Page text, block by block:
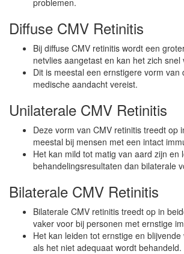
problemen.
Diffuse CMV Retinitis
Bij diffuse CMV retinitis wordt een
netvlies aangetast en kan het zich snel
Dit is meestal een ernstigere vorm van
medische aandacht vereist.
Unilaterale CMV Retinitis
Deze vorm van CMV retinitis treedt op
meestal bij mensen met een intact
Het kan mild tot matig van aard zijn en
behandelingsresultaten dan bilaterale
Bilaterale CMV Retinitis
Bilaterale CMV retinitis treedt op in
vaker voor bij personen met ernstige
Het kan leiden tot ernstige en
als het niet adequaat wordt behandeld.